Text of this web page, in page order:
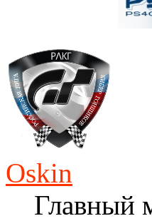
Oskin
Главный